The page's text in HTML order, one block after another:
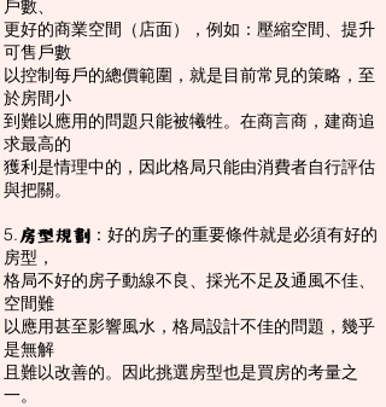
戶數、
更好的商業空間（店面），例如：壓縮空間、提升
可售戶數
以控制每戶的總價範圍，就是目前常見的策略，至
於房間小
到難以應用的問題只能被犧牲。在商言商，建商追
求最高的
獲利是情理中的，因此格局只能由消費者自行評估
與把關。
5.房型規劃 ：好的房子的重要條件就是必須有好的
房型，
格局不好的房子動線不良、採光不足及通風不佳、
空間難
以應用甚至影響風水，格局設計不佳的問題，幾乎
是無解
且難以改善的。因此挑選房型也是買房的考量之
一。